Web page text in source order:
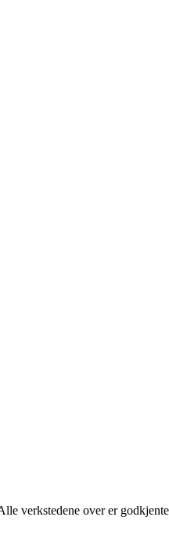
verkstedene over er